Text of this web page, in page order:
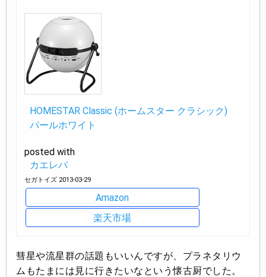
HOMESTAR Classic (ホームスター クラシック)
パールホワイト
posted with
カエレバ
セガトイズ 2013-03-29
Amazon
楽天市場
彗星や流星群の話題もいいんですが、プラネタリウ
ムもたまには見に行きたいなという懐古厨でした。